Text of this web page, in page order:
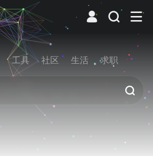
工具 社区 生活 求职